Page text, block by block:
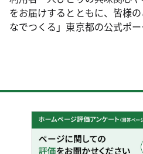
をお届けするとともに、皆様
なでつくる」東京都の公式ポー